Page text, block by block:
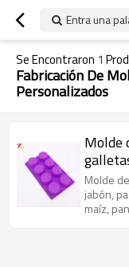
Entra una
Se Encontraron 1
Fabricación De
Personalizados
Molde
Moldes
Molde
jabón,
maíz,